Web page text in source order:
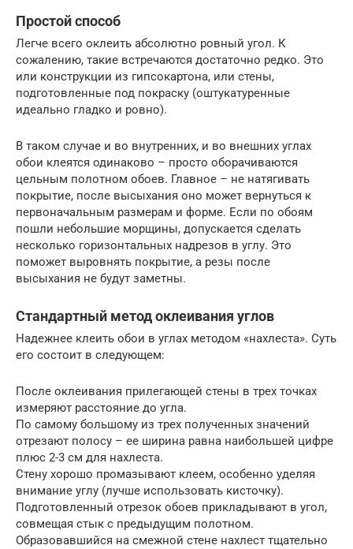
Простой способ
Легче всего оклеить абсолютно ровный угол. К
сожалению, такие встречаются достаточно редко. Это
или конструкции из гипсокартона, или стены,
подготовленные под покраску (оштукатуренные
идеально гладко и ровно).
В таком случае и во внутренних, и во внешних углах
обои клеятся одинаково – просто оборачиваются
цельным полотном обоев. Главное – не натягивать
покрытие, после высыхания оно может вернуться к
первоначальным размерам и форме. Если по обоям
пошли небольшие морщины, допускается сделать
несколько горизонтальных надрезов в углу. Это
поможет выровнять покрытие, а резы после
высыхания не будут заметны.
Стандартный метод оклеивания углов
Надежнее клеить обои в углах методом «нахлеста». Суть
его состоит в следующем:
После оклеивания прилегающей стены в трех точках
измеряют расстояние до угла.
По самому большому из трех полученных значений
отрезают полосу – ее ширина равна наибольшей цифре
плюс 2-3 см для нахлеста.
Стену хорошо промазывают клеем, особенно уделяя
внимание углу (лучше использовать кисточку).
Подготовленный отрезок обоев прикладывают в угол,
совмещая стык с предыдущим полотном.
Образовавшийся на смежной стене нахлест тщательно